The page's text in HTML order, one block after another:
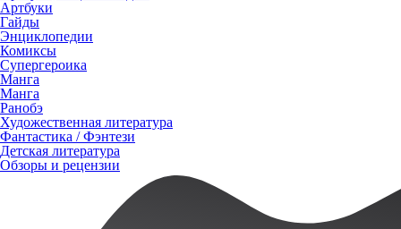
Артбуки
Гайды
Энциклопедии
Комиксы
Супергероика
Манга
Манга
Ранобэ
Художественная литература
Фантастика / Фэнтези
Детская литература
Обзоры и рецензии